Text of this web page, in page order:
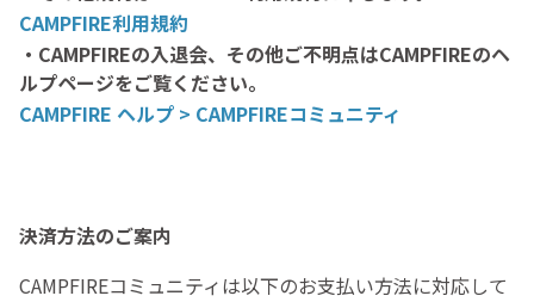
CAMPFIRE利用規約
・CAMPFIREの入退会、その他ご不明点はCAMPFIREのヘ
ルプページをご覧ください。
CAMPFIRE ヘルプ > CAMPFIREコミュニティ
決済方法のご案内
CAMPFIREコミュニティは以下のお支払い方法に対応して